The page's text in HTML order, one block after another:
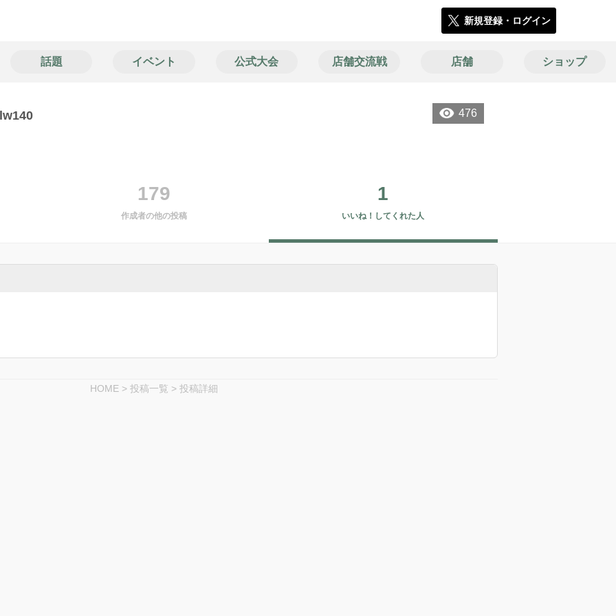
新規登録・ログイン
話題 イベント 公式大会 店舗交流戦 店舗 ショップ
476
179
作成者の他の投稿
1
いいね！してくれた人
HOME > 投稿一覧 > 投稿詳細